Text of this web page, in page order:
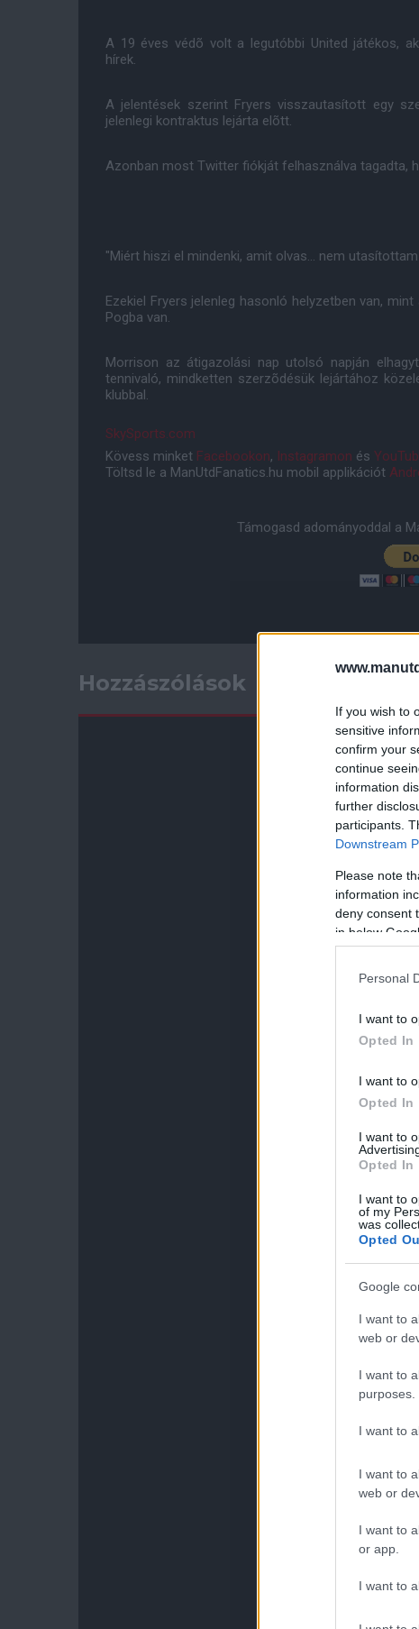
If you wish to
sensitive
confirm your
continue
information
further
participants.
Downstream
Please note
information
deny consent
in below
Personal
I want to
Opted In
I want to
Opted In
I want to
Opted In
I want to
of my
was
Opted
Google
I want to
web or
I want to
purposes.
I want to
I want to
web or
I want to
or app.
I want to
A 19 éves védõ volt a legutóbbi United játékos,
hírek.
A jelentések szerint Fryers visszautasított egy
jelenlegi kontraktus lejárta elõtt.
Azonban most Twitter fiókját felhasználva tagadta,
"Miért hiszi el mindenki, amit olvas... nem
Ezekiel Fryers jelenleg hasonló helyzetben van,
Pogba van.
Morrison az átigazolási nap utolsó napján
tennivaló, mindketten szerzõdésük lejártához
klubbal.
SkySports.com
Kövess minket Facebookon, Instagramon és
Töltsd le a ManUtdFanatics.hu mobil applikációt
Támogasd adományoddal a
Hozzászólások